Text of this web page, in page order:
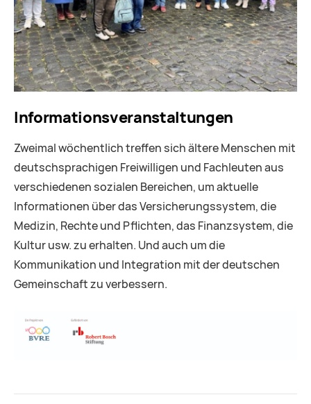
Informationsveranstaltungen
Zweimal wöchentlich treffen sich ältere Menschen mit
deutschsprachigen Freiwilligen und Fachleuten aus
verschiedenen sozialen Bereichen, um aktuelle
Informationen über das Versicherungssystem, die
Medizin, Rechte und Pflichten, das Finanzsystem, die
Kultur usw. zu erhalten. Und auch um die
Kommunikation und Integration mit der deutschen
Gemeinschaft zu verbessern.